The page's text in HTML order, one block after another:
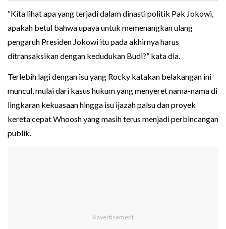
“Kita lihat apa yang terjadi dalam dinasti politik Pak Jokowi,
apakah betul bahwa upaya untuk memenangkan ulang
pengaruh Presiden Jokowi itu pada akhirnya harus
ditransaksikan dengan kedudukan Budi?” kata dia.
Terlebih lagi dengan isu yang Rocky katakan belakangan ini
muncul, mulai dari kasus hukum yang menyeret nama-nama di
lingkaran kekuasaan hingga isu ijazah palsu dan proyek
kereta cepat Whoosh yang masih terus menjadi perbincangan
publik.